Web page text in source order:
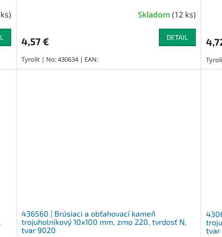
) Skladom (12 ks)
4,57 € DETAIL
Tyrolit | No: 430634 | EAN:
436560 | Brúsiaci a obťahovací kameň
trojuholníkový 10x100 mm, zrno 220, tvrdosť N,
tvar 9020
tvar